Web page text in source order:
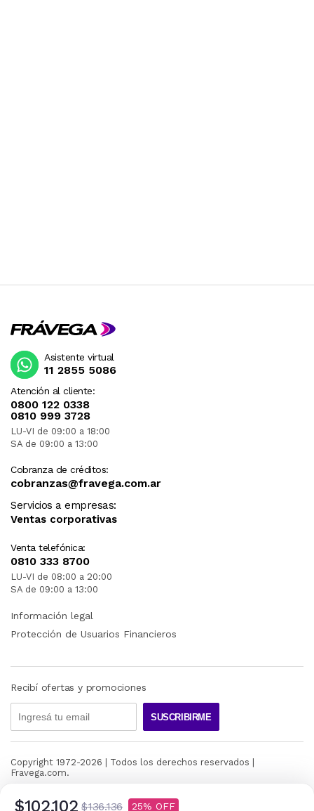
$102.102 $136.136 25
Atención al cliente:
0800 122 0338
0810 999 3728
LU-VI de 09:00 a 18:00
SA de 09:00 a 13:00
Cobranza de créditos:
cobranzas@fravega.com.ar
Servicios a empresas:
Ventas corporativas
Venta telefónica:
0810 333 8700
LU-VI de 08:00 a 20:00
SA de 09:00 a 13:00
Asistente virtual
11 2855 5086
Información legal
Protección de Usuarios Financieros
Recibí ofertas y promociones
SUSCRIBIRME
Copyright 1972-2026 | Todos los derechos reservados |
Fravega.com.